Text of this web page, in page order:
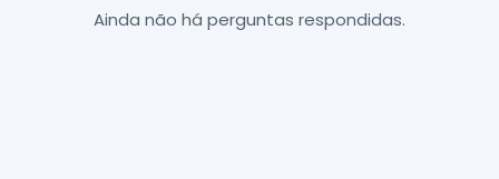
Ainda não há perguntas respondidas.